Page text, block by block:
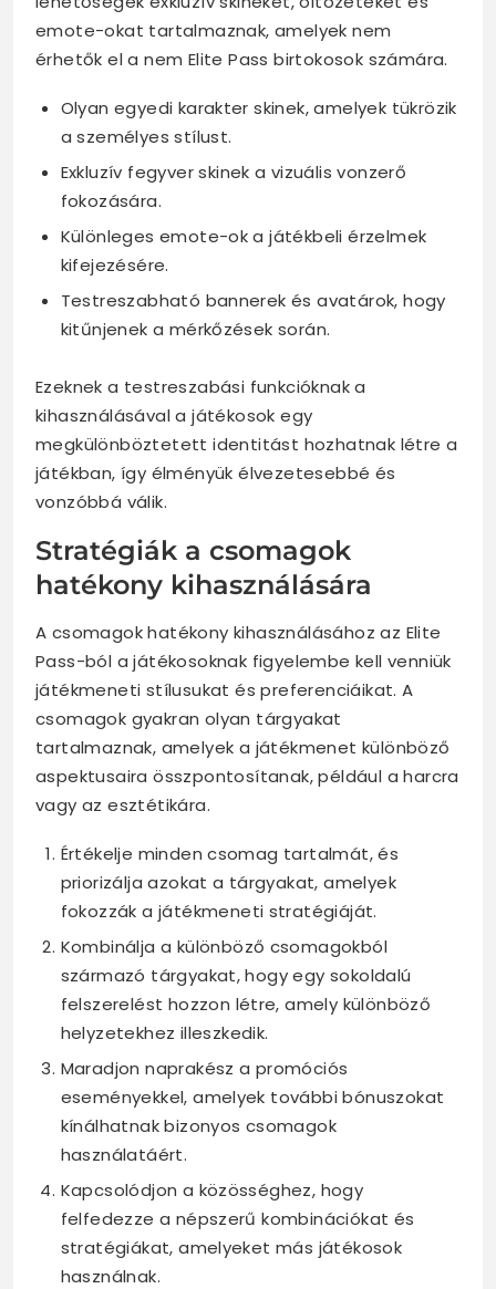
emote-okat tartalmaznak, amelyek nem
érhetők el a nem Elite Pass birtokosok számára.
Olyan egyedi karakter skinek, amelyek tükrözik
a személyes stílust.
Exkluzív fegyver skinek a vizuális vonzerő
fokozására.
Különleges emote-ok a játékbeli érzelmek
kifejezésére.
Testreszabható bannerek és avatárok, hogy
kitűnjenek a mérkőzések során.
Ezeknek a testreszabási funkcióknak a
kihasználásával a játékosok egy
megkülönböztetett identitást hozhatnak létre a
játékban, így élményük élvezetesebbé és
vonzóbbá válik.
Stratégiák a csomagok
hatékony kihasználására
A csomagok hatékony kihasználásához az Elite
Pass-ból a játékosoknak figyelembe kell venniük
játékmeneti stílusukat és preferenciáikat. A
csomagok gyakran olyan tárgyakat
tartalmaznak, amelyek a játékmenet különböző
aspektusaira összpontosítanak, például a harcra
vagy az esztétikára.
Értékelje minden csomag tartalmát, és
priorizálja azokat a tárgyakat, amelyek
fokozzák a játékmeneti stratégiáját.
Kombinálja a különböző csomagokból
származó tárgyakat, hogy egy sokoldalú
felszerelést hozzon létre, amely különböző
helyzetekhez illeszkedik.
Maradjon naprakész a promóciós
eseményekkel, amelyek további bónuszokat
kínálhatnak bizonyos csomagok
használatáért.
Kapcsolódjon a közösséghez, hogy
felfedezze a népszerű kombinációkat és
stratégiákat, amelyeket más játékosok
használnak.